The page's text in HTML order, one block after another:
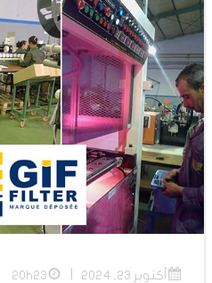
أكتوبر 23, 2024 20h23